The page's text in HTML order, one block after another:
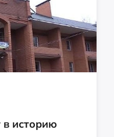
историю